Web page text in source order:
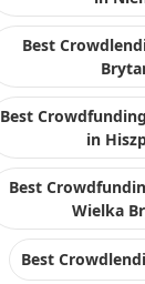
Best
Best
in
Best
Wielka
Best